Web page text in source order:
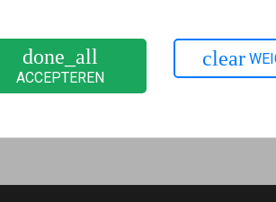
FRITZ!Box
sectie van de gebruikersinterface.
als
done_all
ACCEPTEREN
clear